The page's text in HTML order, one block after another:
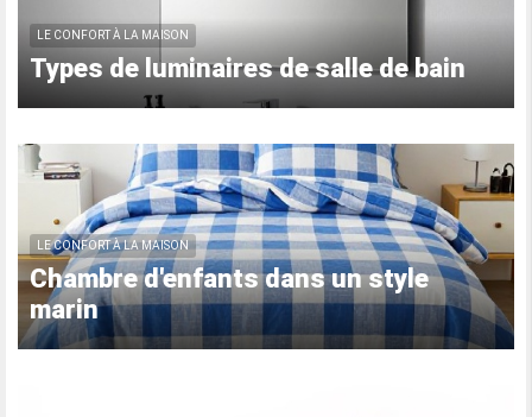
LE CONFORT À LA MAISON
Types de luminaires de salle de bain
LE CONFORT À LA MAISON
Chambre d'enfants dans un style
marin